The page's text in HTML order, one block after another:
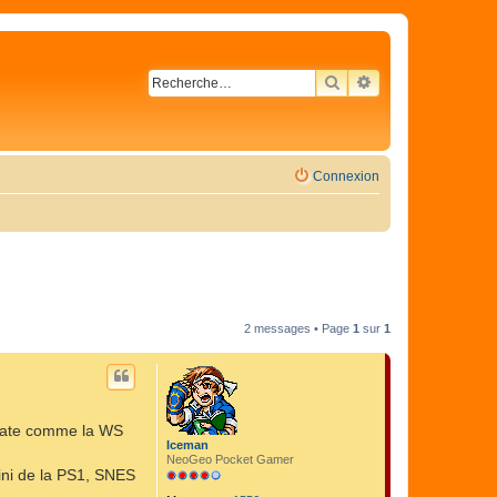
RECHERCHER
RECHERCHE
Connexion
2 messages • Page 1 sur 1
Iceman
NeoGeo Pocket Gamer
comme la WS
de la PS1, SNES